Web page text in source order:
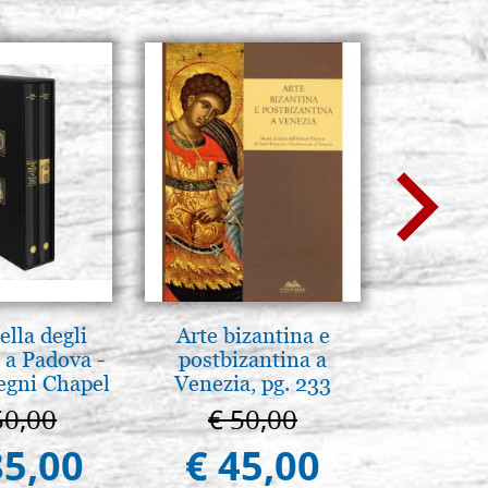
degli
Padova -
Chapel
Arte bizantina e
postbizantina a
Venezia, pg. 233
€ 50,00
€ 45,00
Luce
€
€